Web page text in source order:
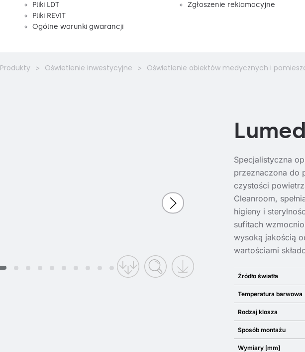
Pliki LDT
Pliki REVIT
Ogólne warunki gwarancji
Zgłoszenie reklamacyjne
Produkty Oświetlenie inwestycyjne Oświetlenie obiektów medycznych i
Specjalistyczna
przeznaczona do
czystości
Cleanroom,
higieny i
sufitach
wysoką jakością
wartościami
Źródło światła
Temperatura barwowa
Rodzaj klosza
Sposób montażu
Wymiary [mm]